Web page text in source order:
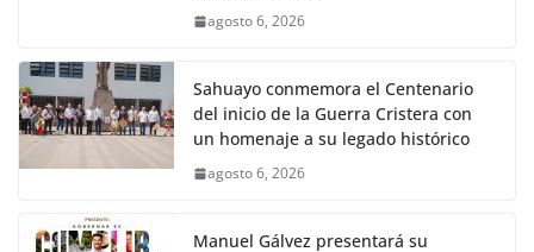
agosto 6, 2026
Sahuayo conmemora el Centenario
del inicio de la Guerra Cristera con
un homenaje a su legado histórico
agosto 6, 2026
Manuel Gálvez presentará su